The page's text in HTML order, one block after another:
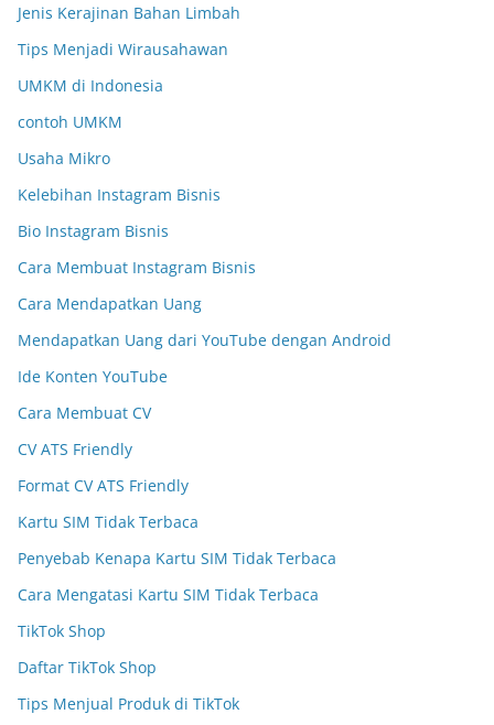
Jenis Kerajinan Bahan Limbah
Tips Menjadi Wirausahawan
UMKM di Indonesia
contoh UMKM
Usaha Mikro
Kelebihan Instagram Bisnis
Bio Instagram Bisnis
Cara Membuat Instagram Bisnis
Cara Mendapatkan Uang
Mendapatkan Uang dari YouTube dengan Android
Ide Konten YouTube
Cara Membuat CV
CV ATS Friendly
Format CV ATS Friendly
Kartu SIM Tidak Terbaca
Penyebab Kenapa Kartu SIM Tidak Terbaca
Cara Mengatasi Kartu SIM Tidak Terbaca
TikTok Shop
Daftar TikTok Shop
Tips Menjual Produk di TikTok